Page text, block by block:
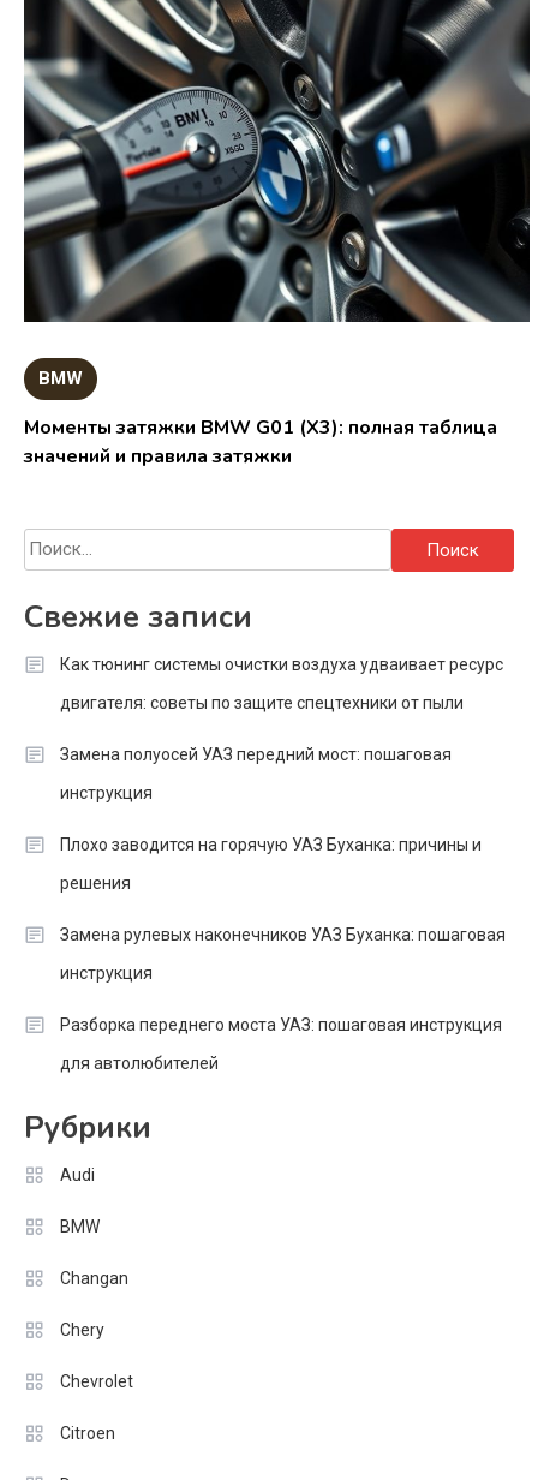
BMW
Моменты затяжки BMW G01 (X3): полная таблица
значений и правила затяжки
Найти:
Свежие записи
Как тюнинг системы очистки воздуха удваивает ресурс
двигателя: советы по защите спецтехники от пыли
Замена полуосей УАЗ передний мост: пошаговая
инструкция
Плохо заводится на горячую УАЗ Буханка: причины и
решения
Замена рулевых наконечников УАЗ Буханка: пошаговая
инструкция
Разборка переднего моста УАЗ: пошаговая инструкция
для автолюбителей
Рубрики
Audi
BMW
Changan
Chery
Chevrolet
Citroen